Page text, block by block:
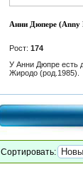
Анни Дюпере (Anny
Рост: 174
У Анни Дюпре есть
Жиродо (род.1985).
Сортировать: